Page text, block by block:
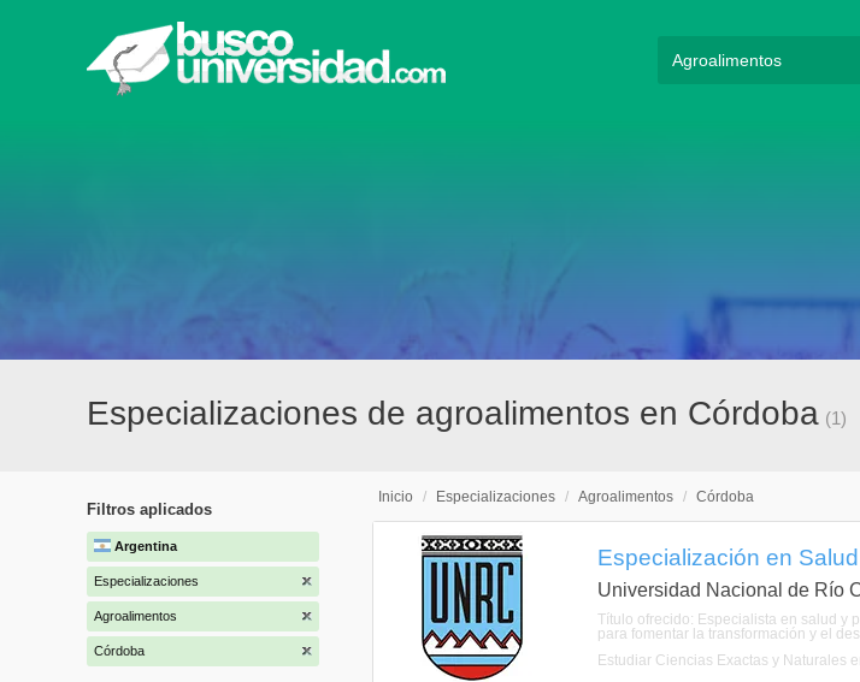
Especializaciones de agroalimentos en Córdoba (1)
Filtros aplicados
Argentina
Especializaciones
Agroalimentos
Córdoba
Inicio / Especializaciones / Agroalimentos / Córdoba
Especialización en
Universidad Nacional de Río
Título ofrecido: Especialista en salud y
para fomentar la transformación y el
Estudiar Ciencias Exactas y Naturales